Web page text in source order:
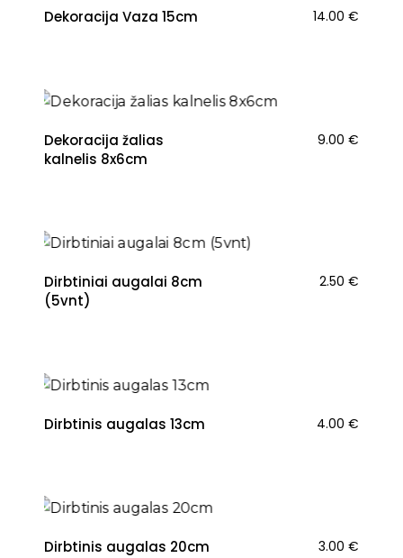
Dekoracija Vaza 15cm 14.00 €
Dekoracija žalias
kalnelis 8x6cm
9.00 €
Dirbtiniai augalai 8cm
(5vnt)
2.50 €
Dirbtinis augalas 13cm 4.00 €
Dirbtinis augalas 20cm 3.00 €